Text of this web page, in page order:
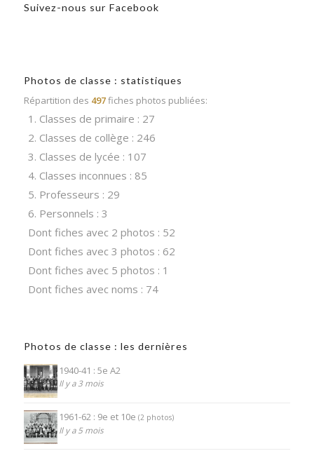
Suivez-nous sur Facebook
Photos de classe : statistiques
Répartition des 497fiches photos publiées:
1. Classes de primaire : 27
2. Classes de collège : 246
3. Classes de lycée : 107
4. Classes inconnues : 85
5. Professeurs : 29
6. Personnels : 3
Dont fiches avec 2 photos : 52
Dont fiches avec 3 photos : 62
Dont fiches avec 5 photos : 1
Dont fiches avec noms : 74
Photos de classe : les dernières
1940-41 : 5e A2
Il y a 3 mois
1961-62 : 9e et 10e (2 photos)
Il y a 5 mois